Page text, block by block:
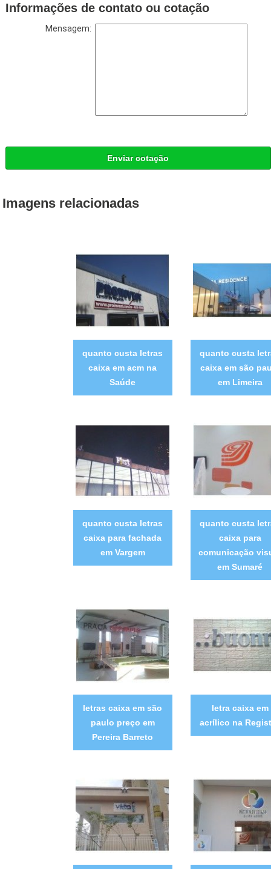
Informações de contato ou cotação
Mensagem:
Enviar cotação
Imagens relacionadas
quanto custa letras
caixa em acm na
Saúde
quanto custa
caixa em são
em Limeira
quanto custa letras
caixa para fachada
em Vargem
quanto custa
caixa para
comunicação
em Sumaré
letras caixa em são
paulo preço em
Pereira Barreto
letra caixa em
acrílico na